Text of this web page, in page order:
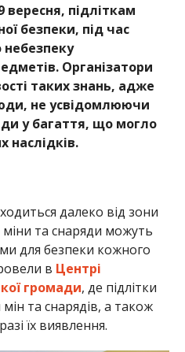
вересня, підліткам
безпеки, під час
небезпеку
Організатори
таких знань, адже
не усвідомлюючи
у багаття, що могло
наслідків.
далеко від зони
та снаряди можуть
для безпеки кожного
в Центрі
громади, де підлітки
та снарядів, а також
їх виявлення.